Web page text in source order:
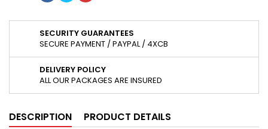
SECURITY GUARANTEES
SECURE PAYMENT / PAYPAL / 4XCB
DELIVERY POLICY
ALL OUR PACKAGES ARE INSURED
DESCRIPTION PRODUCT DETAILS